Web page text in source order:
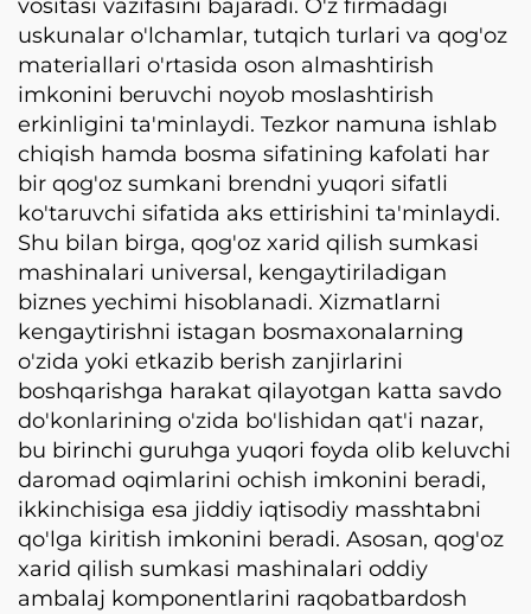
vositasi vazifasini bajaradi. O'z firmadagi
uskunalar o'lchamlar, tutqich turlari va qog'oz
materiallari o'rtasida oson almashtirish
imkonini beruvchi noyob moslashtirish
erkinligini ta'minlaydi. Tezkor namuna ishlab
chiqish hamda bosma sifatining kafolati har
bir qog'oz sumkani brendni yuqori sifatli
ko'taruvchi sifatida aks ettirishini ta'minlaydi.
Shu bilan birga, qog'oz xarid qilish sumkasi
mashinalari universal, kengaytiriladigan
biznes yechimi hisoblanadi. Xizmatlarni
kengaytirishni istagan bosmaxonalarning
o'zida yoki etkazib berish zanjirlarini
boshqarishga harakat qilayotgan katta savdo
do'konlarining o'zida bo'lishidan qat'i nazar,
bu birinchi guruhga yuqori foyda olib keluvchi
daromad oqimlarini ochish imkonini beradi,
ikkinchisiga esa jiddiy iqtisodiy masshtabni
qo'lga kiritish imkonini beradi. Asosan, qog'oz
xarid qilish sumkasi mashinalari oddiy
ambalaj komponentlarini raqobatbardosh